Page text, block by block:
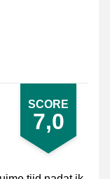
SCORE
7,0